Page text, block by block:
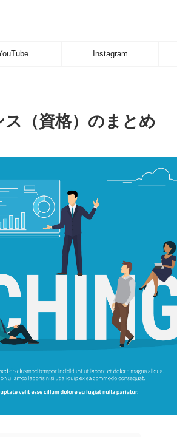
Instagram
（資格）のまとめ